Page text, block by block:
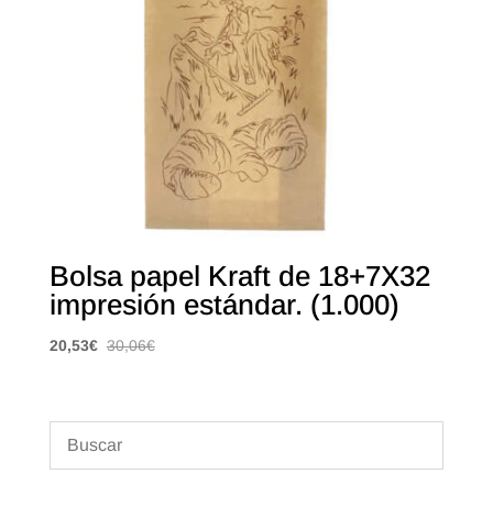
Bolsa papel Kraft de 18+7X32
impresión estándar. (1.000)
20,53€ 30,06€